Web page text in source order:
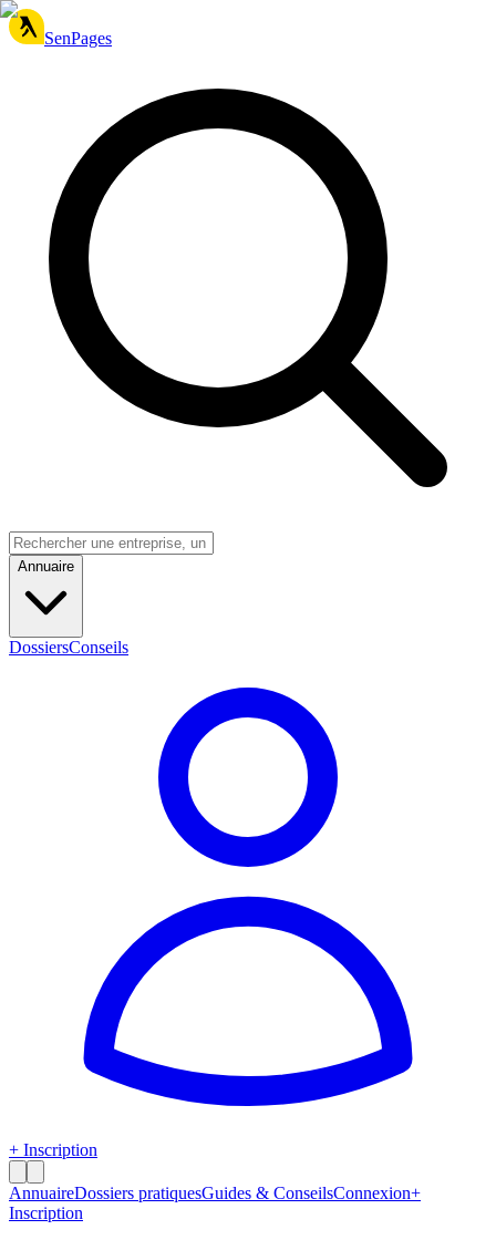
SenPages
Annuaire
DossiersConseils
+ Inscription
AnnuaireDossiers pratiquesGuides & ConseilsConnexion+
Inscription